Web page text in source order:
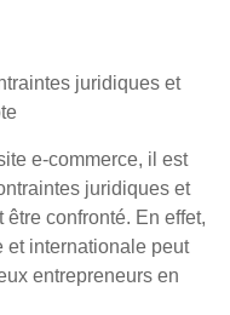
juridiques et
e-commerce, il est
juridiques et
confronté. En effet,
et internationale peut
entrepreneurs en